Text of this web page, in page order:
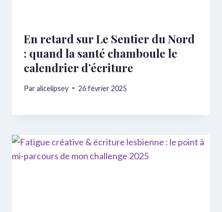
En retard sur Le Sentier du Nord
: quand la santé chamboule le
calendrier d’écriture
Paralicelipsey 26 février 2025